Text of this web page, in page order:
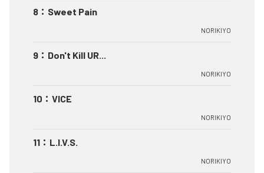
8 ： Sweet Pain
NORIKIYO
9 ： Don't Kill UR...
NORIKIYO
10 ： VICE
NORIKIYO
11 ： L.I.V.S.
NORIKIYO